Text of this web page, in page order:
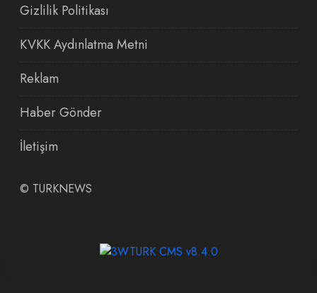
Gizlilik Politikası
KVKK Aydınlatma Metni
Reklam
Haber Gönder
İletişim
© TURKNEWS